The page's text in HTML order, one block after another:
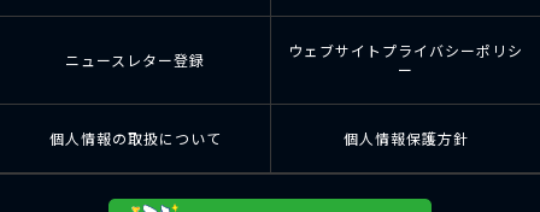
ニュースレター登録
ウェブサイトプライバシーポリシ
ー
個人情報の取扱について 個人情報保護方針